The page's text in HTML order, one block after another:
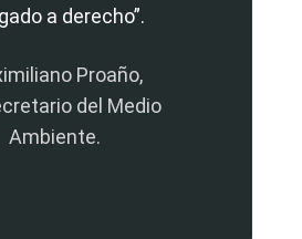
a derecho”.
Proaño,
del Medio
Ambiente.